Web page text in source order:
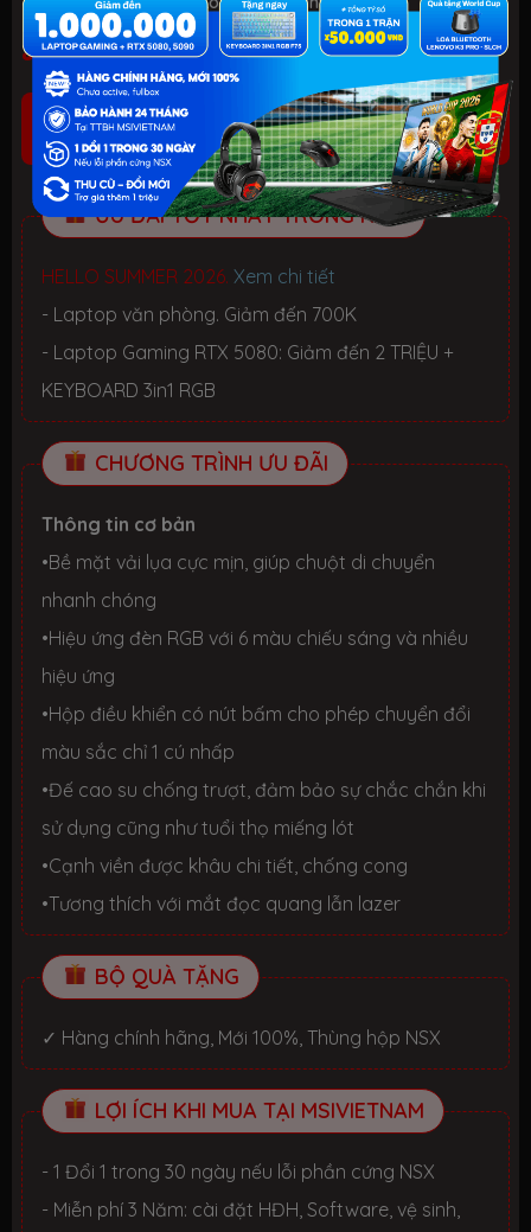
999.990.000₫ (Đã có VAT)
CÒN HÀNG
(Vui lòng liên hệ trực tiếp)
ƯU ĐÃI TỐT NHẤT TRONG NĂM
HELLO SUMMER 2026. Xem chi tiết
- Laptop văn phòng. Giảm đến 700K
- Laptop Gaming RTX 5080: Giảm đến 2 TRIỆU +
KEYBOARD 3in1 RGB
CHƯƠNG TRÌNH ƯU ĐÃI
Thông tin cơ bản
•Bề mặt vải lụa cực mịn, giúp chuột di chuyển
nhanh chóng
•Hiệu ứng đèn RGB với 6 màu chiếu sáng và nhiều
hiệu ứng
•Hộp điều khiển có nút bấm cho phép chuyển đổi
màu sắc chỉ 1 cú nhấp
•Đế cao su chống trượt, đảm bảo sự chắc chắn khi
sử dụng cũng như tuổi thọ miếng lót
•Cạnh viền được khâu chi tiết, chống cong
•Tương thích với mắt đọc quang lẫn lazer
BỘ QUÀ TẶNG
✓ Hàng chính hãng, Mới 100%, Thùng hộp NSX
LỢI ÍCH KHI MUA TẠI MSIVIETNAM
- 1 Đổi 1 trong 30 ngày nếu lỗi phần cứng NSX
- Miễn phí 3 Năm: cài đặt HĐH, Software, vệ sinh,